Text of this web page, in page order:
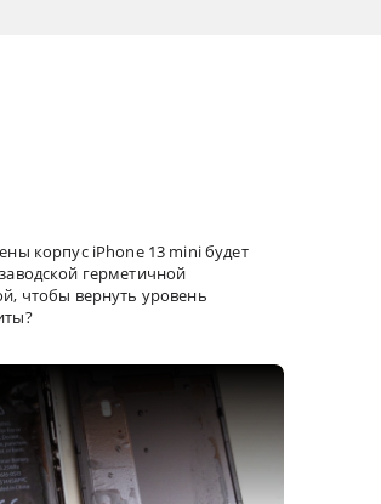
корпус iPhone 13 mini будет
герметичной
чтобы вернуть уровень